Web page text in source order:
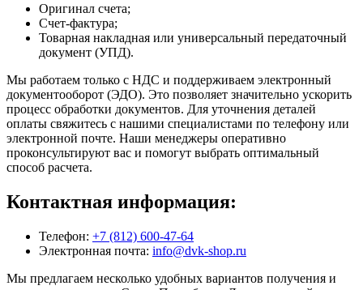
Оригинал счета;
Счет-фактура;
Товарная накладная или универсальный передаточный
документ (УПД).
Мы работаем только с НДС и поддерживаем электронный
документооборот (ЭДО). Это позволяет значительно ускорить
процесс обработки документов. Для уточнения деталей
оплаты свяжитесь с нашими специалистами по телефону или
электронной почте. Наши менеджеры оперативно
проконсультируют вас и помогут выбрать оптимальный
способ расчета.
Контактная информация:
Телефон: +7 (812) 600-47-64
Электронная почта: info@dvk-shop.ru
Мы предлагаем несколько удобных вариантов получения и